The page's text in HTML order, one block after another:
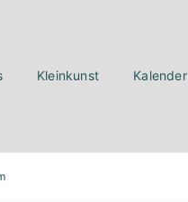
Kleinkunst Kalender